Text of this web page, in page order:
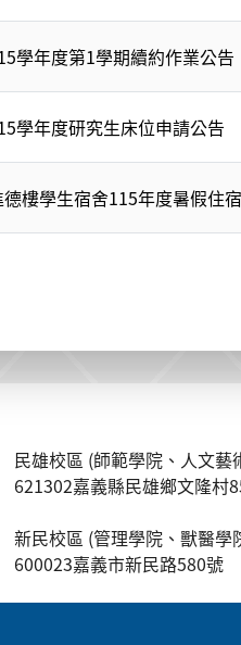
學年度第1學期續約作業公告
學年度研究生床位申請公告
樓學生宿舍115年度暑假住
民雄校區 (師範學院、人文藝
621302嘉義縣民雄鄉文隆村
新民校區 (管理學院、獸醫學
600023嘉義市新民路580號